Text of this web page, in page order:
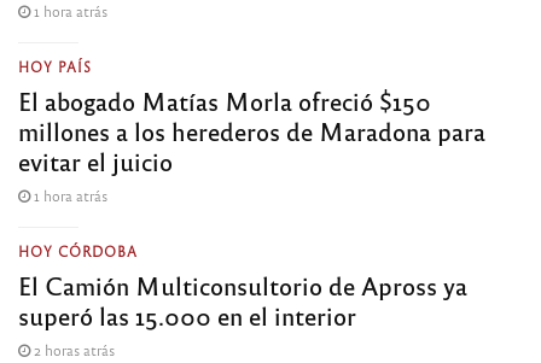
1 hora atrás
HOY PAÍS
El abogado Matías Morla ofreció $150
millones a los herederos de Maradona para
evitar el juicio
1 hora atrás
HOY CÓRDOBA
El Camión Multiconsultorio de Apross ya
superó las 15.000 en el interior
2 horas atrás